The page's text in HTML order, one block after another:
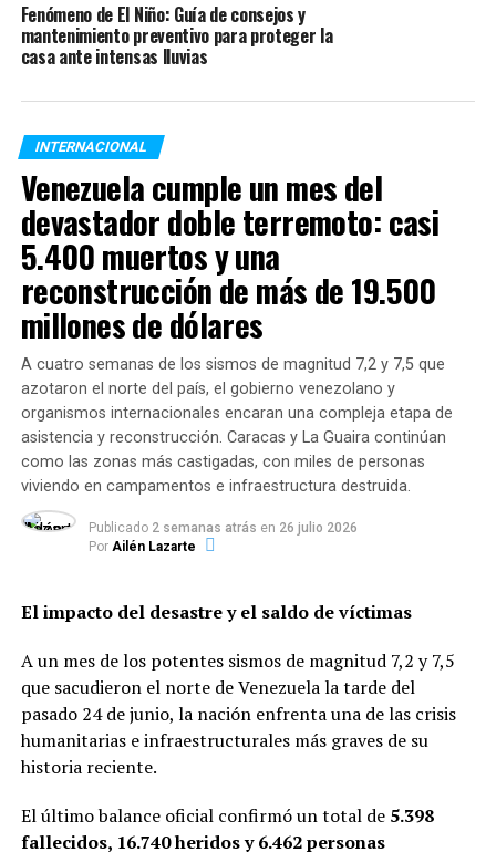
espacio en plena Guerra Fría.
de distintos países y bloques regionales del mundo -y
advirtieron que Rusia
3 de los ensayos previstos para el desarrollo de
vacunas: es la instancia que implica probar en una
muestra amplia de personas si efectivamente la fórmula
es eficaz a la hora de prevenir el contagio de
coronavirus.
«No hay una fase 3en la ley rusa
vista legal, se trata de estudios que se realizan después
de que se registrase la vacuna», sumó el titular del fondo
soberano en referencia a la prueba masiva que empezará
la semana que viene, y aseguró que podía considerarse
«equivalente a la fase 3». La semana próxima empezará
también la vacunación voluntaria a grupos de riesgo,
entre los que se cuentan los trabajadores de la salud y
de la educación.
Fenómeno de El Niño: Guía de consejos y
mantenimiento preventivo para proteger la
casa ante intensas lluvias
INTERNACIONAL
Venezuela cumple un mes del
devastador doble terremoto: casi
5.400 muertos y una
reconstrucción de más de 19.500
millones de dólares
A cuatro semanas de los sismos de magnitud 7,2 y 7,5 que
azotaron el norte del país, el gobierno venezolano y
organismos internacionales encaran una compleja etapa de
asistencia y reconstrucción. Caracas y La Guaira continúan
como las zonas más castigadas, con miles de personas
viviendo en campamentos e infraestructura destruida.
Publicado 2 semanas atrás en 26 julio 2026
Por Ailén Lazarte
El impacto del desastre y el saldo de víctimas
A un mes de los potentes sismos de magnitud 7,2 y 7,5
que sacudieron el norte de Venezuela la tarde del
pasado 24 de junio, la nación enfrenta una de las crisis
humanitarias e infraestructurales más graves de su
historia reciente.
El último balance oficial confirmó un total de 5.398
fallecidos, 16.740 heridos y 6.462 personas